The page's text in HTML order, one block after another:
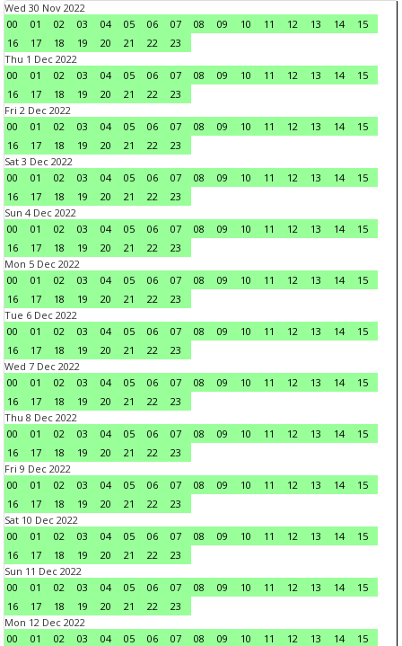
Wed 30 Nov 2022
00
01 02 03 04 05 06 07 08 09 10 11 12 13 14
15
16
17 18 19 20 21 22
23
Thu 1 Dec 2022
00
01 02 03 04 05 06 07 08 09 10 11 12 13 14
15
16
17 18 19 20 21 22
23
Fri 2 Dec 2022
00
01 02 03 04 05 06 07 08 09 10 11 12 13 14
15
16
17 18 19 20 21 22
23
Sat 3 Dec 2022
00
01 02 03 04 05 06 07 08 09 10 11 12 13 14
15
16
17 18 19 20 21 22
23
Sun 4 Dec 2022
00
01 02 03 04 05 06 07 08 09 10 11 12 13 14
15
16
17 18 19 20 21 22
23
Mon 5 Dec 2022
00
01 02 03 04 05 06 07 08 09 10 11 12 13 14
15
16
17 18 19 20 21 22
23
Tue 6 Dec 2022
00
01 02 03 04 05 06 07 08 09 10 11 12 13 14
15
16
17 18 19 20 21 22
23
Wed 7 Dec 2022
00
01 02 03 04 05 06 07 08 09 10 11 12 13 14
15
16
17 18 19 20 21 22
23
Thu 8 Dec 2022
00
01 02 03 04 05 06 07 08 09 10 11 12 13 14
15
16
17 18 19 20 21 22
23
Fri 9 Dec 2022
00
01 02 03 04 05 06 07 08 09 10 11 12 13 14
15
16
17 18 19 20 21 22
23
Sat 10 Dec 2022
00
01 02 03 04 05 06 07 08 09 10 11 12 13 14
15
16
17 18 19 20 21 22
23
Sun 11 Dec 2022
00
01 02 03 04 05 06 07 08 09 10 11 12 13 14
15
16
17 18 19 20 21 22
23
Mon 12 Dec 2022
00
01 02 03 04 05 06 07 08 09 10 11 12 13 14
15